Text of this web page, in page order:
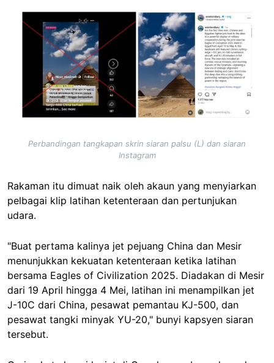
Image
Perbandingan tangkapan skrin siaran palsu (L) dan siaran
Instagram
Rakaman itu dimuat naik oleh akaun yang menyiarkan
pelbagai klip latihan ketenteraan dan pertunjukan
udara.
"Buat pertama kalinya jet pejuang China dan Mesir
menunjukkan kekuatan ketenteraan ketika latihan
bersama Eagles of Civilization 2025. Diadakan di Mesir
dari 19 April hingga 4 Mei, latihan ini menampilkan jet
J-10C dari China, pesawat pemantau KJ-500, dan
pesawat tangki minyak YU-20," bunyi kapsyen siaran
tersebut.